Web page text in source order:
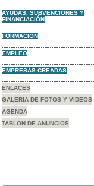
AYUDAS, SUBVENCIONES Y
FINANCIACIÓN
FORMACIÓN
EMPLEO
EMPRESAS CREADAS
ENLACES
GALERIA DE FOTOS Y VIDEOS
AGENDA
TABLON DE ANUNCIOS